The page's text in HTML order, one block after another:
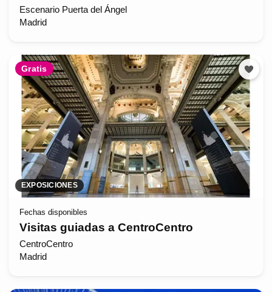
Escenario Puerta del Ángel
Madrid
Gratis
EXPOSICIONES
Fechas disponibles
Visitas guiadas a CentroCentro
CentroCentro
Madrid